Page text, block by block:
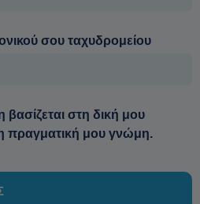
σου ταχυδρομείου
στη δική μου
η πραγματική μου γνώμη.